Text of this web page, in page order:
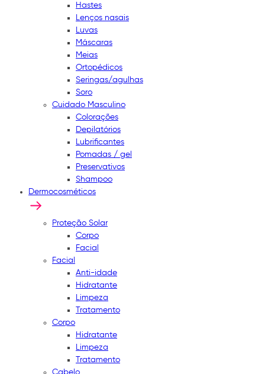
Hastes
Lenços nasais
Luvas
Máscaras
Meias
Ortopédicos
Seringas/agulhas
Soro
Cuidado Masculino
Colorações
Depilatórios
Lubrificantes
Pomadas / gel
Preservativos
Shampoo
Dermocosméticos
Proteção Solar
Corpo
Facial
Facial
Anti-idade
Hidratante
Limpeza
Tratamento
Corpo
Hidratante
Limpeza
Tratamento
Cabelo